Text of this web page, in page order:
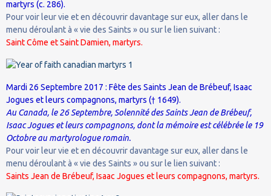
martyrs (c. 286).
Pour voir leur vie et en découvrir davantage sur eux, aller dans le
menu déroulant à « vie des Saints » ou sur le lien suivant :
Saint Côme et Saint Damien, martyrs.
Mardi 26 Septembre 2017 : Fête des Saints Jean de Brébeuf, Isaac
Jogues et leurs compagnons, martyrs († 1649).
Au Canada, le 26 Septembre, Solennité des Saints Jean de Brébeuf,
Isaac Jogues et leurs compagnons, dont la mémoire est célébrée le 19
Octobre au martyrologue romain.
Pour voir leur vie et en découvrir davantage sur eux, aller dans le
menu déroulant à « vie des Saints » ou sur le lien suivant :
Saints Jean de Brébeuf, Isaac Jogues et leurs compagnons, martyrs.